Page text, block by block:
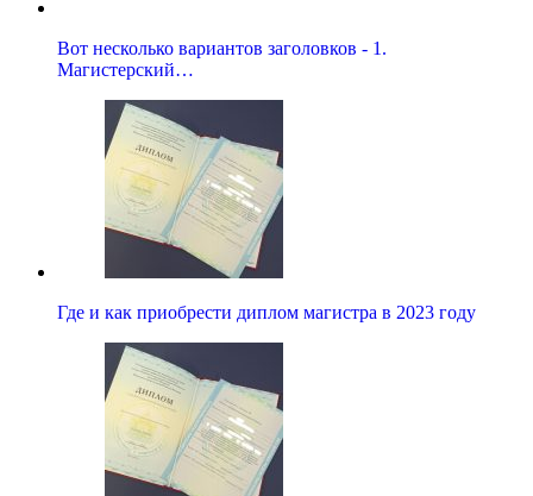
Вот несколько вариантов заголовков - 1.
Магистерский…
Где и как приобрести диплом магистра в 2023 году